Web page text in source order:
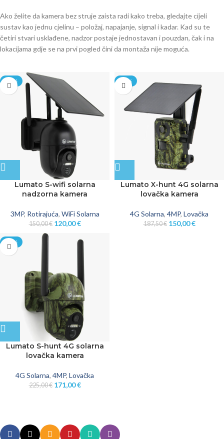
Ako želite da kamera bez struje zaista radi kako treba, gledajte cijeli
sustav kao jednu cjelinu – položaj, napajanje, signal i kadar. Kad su te
četiri stvari usklađene, nadzor postaje jednostavan i pouzdan, čak i na
lokacijama gdje se na prvi pogled čini da montaža nije moguća.
-20%
Lumato S-wifi solarna
nadzorna kamera
3MP, Rotirajuća, WiFi Solarna
150,00€ 120,00€
-20%
Lumato X-hunt 4G solarna
lovačka kamera
4G Solarna, 4MP, Lovačka
187,50€ 150,00€
-24%
Lumato S-hunt 4G solarna
lovačka kamera
4G Solarna, 4MP, Lovačka
225,00€ 171,00€